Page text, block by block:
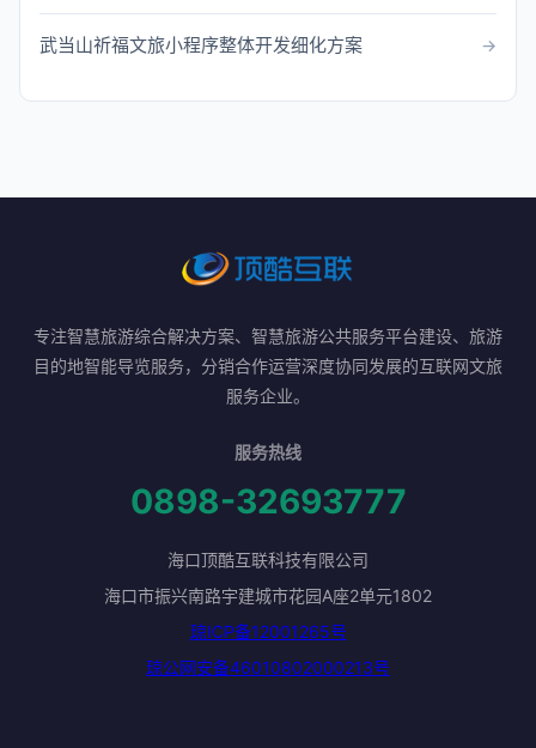
武当山祈福文旅小程序整体开发细化方案
专注智慧旅游综合解决方案、智慧旅游公共服务平台建设、旅游
目的地智能导览服务，分销合作运营深度协同发展的互联网文旅
服务企业。
服务热线
0898-32693777
海口顶酷互联科技有限公司
海口市振兴南路宇建城市花园A座2单元1802
琼ICP备12001265号
琼公网安备46010802000213号